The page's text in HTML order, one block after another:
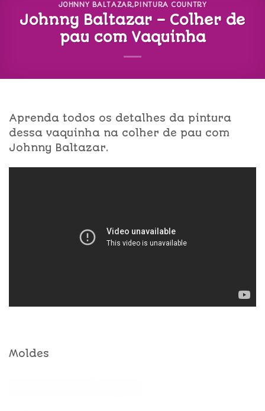
JOHNNY BALTAZAR, PINTURA COUNTRY
Johnny Baltazar – Colher de
pau com Vaquinha
Aprenda todos os detalhes da pintura
dessa vaquinha na colher de pau com
Johnny Baltazar.
Moldes